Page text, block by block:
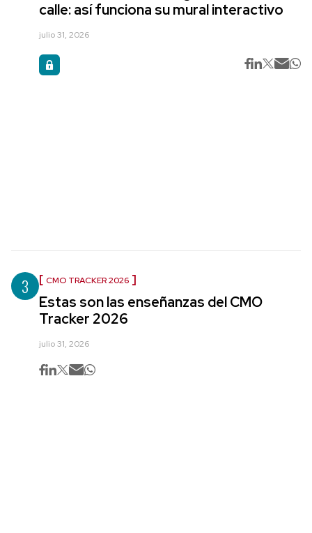
calle: así funciona su mural interactivo
julio 31, 2026
3 CMO TRACKER 2026
Estas son las enseñanzas del CMO
Tracker 2026
julio 31, 2026